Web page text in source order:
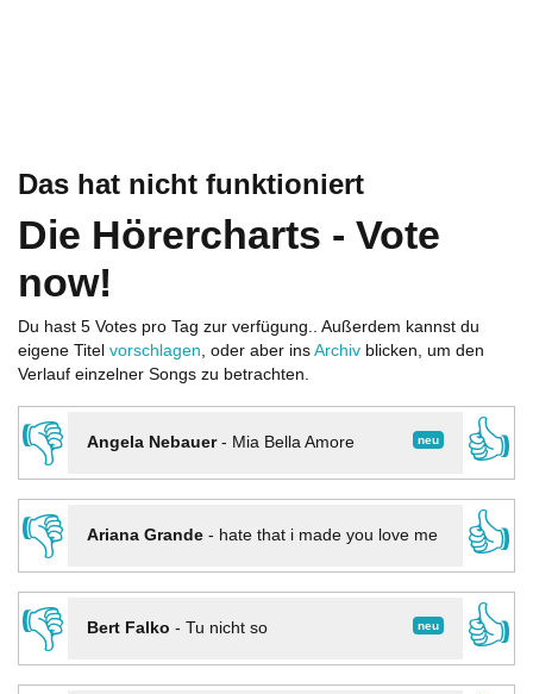
Das hat nicht funktioniert
Die Hörercharts - Vote
now!
Du hast 5 Votes pro Tag zur verfügung.. Außerdem kannst du
eigene Titel vorschlagen, oder aber ins Archiv blicken, um den
Verlauf einzelner Songs zu betrachten.
👎 neu
Angela Nebauer- Mia Bella Amore
👍
👎
Ariana Grande- hate that i made you love me
👍
👎
neu
Bert Falko - Tu nicht so
👍